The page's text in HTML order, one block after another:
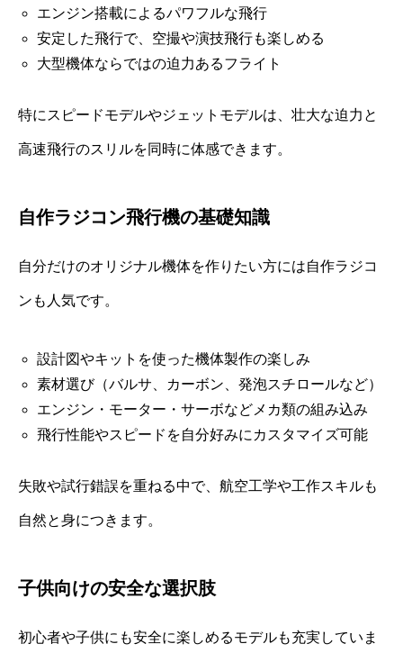
エンジン搭載によるパワフルな飛行
安定した飛行で、空撮や演技飛行も楽しめる
大型機体ならではの迫力あるフライト
特にスピードモデルやジェットモデルは、壮大な迫力と
高速飛行のスリルを同時に体感できます。
自作ラジコン飛行機の基礎知識
自分だけのオリジナル機体を作りたい方には自作ラジコ
ンも人気です。
設計図やキットを使った機体製作の楽しみ
素材選び（バルサ、カーボン、発泡スチロールなど）
エンジン・モーター・サーボなどメカ類の組み込み
飛行性能やスピードを自分好みにカスタマイズ可能
失敗や試行錯誤を重ねる中で、航空工学や工作スキルも
自然と身につきます。
子供向けの安全な選択肢
初心者や子供にも安全に楽しめるモデルも充実していま